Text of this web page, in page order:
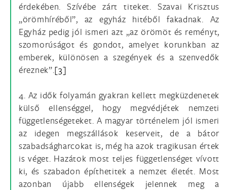
érdekében. Szívébe zárt titeket. Szavai Krisztus
„örömhíréből”, az egyház hitéből fakadnak. Az
Egyház pedig jól ismeri azt „az örömöt és reményt,
szomorúságot és gondot, amelyet korunkban az
emberek, különösen a szegények és a szenvedők
éreznek”.[3]
4. Az idők folyamán gyakran kellett megküzdenetek
külső ellenséggel, hogy megvédjétek nemzeti
függetlenségeteket. A magyar történelem jól ismeri
az idegen megszállások keserveit, de a bátor
szabadságharcokat is, még ha azok tragikusan értek
is véget. Hazátok most teljes függetlenséget vívott
ki, és szabadon építhetitek a nemzet életét. Most
azonban újabb ellenségek jelennek meg a